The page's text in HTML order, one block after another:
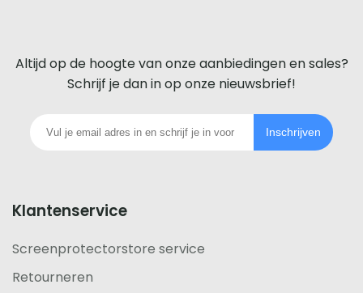
voor
iedere
telefoon
Altijd op de hoogte van onze aanbiedingen en sales?
Schrijf je dan in op onze nieuwsbrief!
Inschrijven
Klantenservice
Screenprotectorstore service
Retourneren